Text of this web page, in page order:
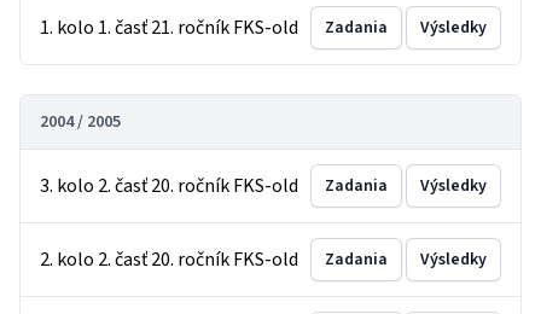
1. kolo 1. časť 21. ročník FKS-old Zadania Výsledky
2004 / 2005
3. kolo 2. časť 20. ročník FKS-old Zadania Výsledky
2. kolo 2. časť 20. ročník FKS-old Zadania Výsledky